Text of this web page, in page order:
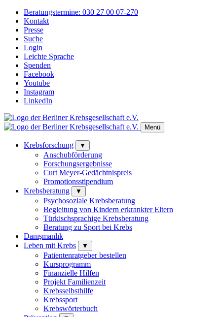
Beratungstermine: 030 27 00 07-270
Kontakt
Presse
Suche
Login
Leichte Sprache
Spenden
Facebook
Youtube
Instagram
LinkedIn
Menü
Krebsforschung ▼
Anschubförderung
Forschungsergebnisse
Curt Meyer-Gedächtnispreis
Promotionsstipendium
Krebsberatung
▼
Psychosoziale Krebsberatung
Begleitung von Kindern erkrankter Eltern
Türkischsprachige Krebsberatung
Beratung zu Sport bei Krebs
Danışmanlık
Leben mit Krebs
▼
Patientenratgeber bestellen
Kursprogramm
Finanzielle Hilfen
Projekt Familienzeit
Krebsselbsthilfe
Krebssport
Krebswörterbuch